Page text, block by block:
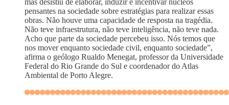
mas desistiu de elaborar, induzir e incentivar núcleos
pensantes na sociedade sobre estratégias para realizar essas
obras. Não houve uma capacidade de resposta na tragédia.
Não teve infraestrutura, não teve inteligência, não teve nada.
Acho que parte da sociedade percebeu isso. Nós temos que
nos mover enquanto sociedade civil, enquanto sociedade”,
afirma o geólogo Rualdo Menegat, professor da Universidade
Federal do Rio Grande do Sul e coordenador do Atlas
Ambiental de Porto Alegre.